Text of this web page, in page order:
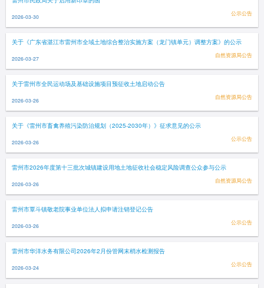
2026-03-30 公示公告
关于《广东省湛江市雷州市全域土地综合整治实施方案（龙门镇单元）调整方案》的公示
2026-03-27 自然资源局公告
关于雷州市全民运动场及基础设施项目预征收土地启动公告
2026-03-26 自然资源局公告
关于《雷州市畜禽养殖污染防治规划（2025-2030年）》征求意见的公示
2026-03-26 公示公告
雷州市2026年度第十三批次城镇建设用地土地征收社会稳定风险调查公众参与公示
2026-03-26 自然资源局公告
雷州市覃斗镇敬老院事业单位法人拟申请注销登记公告
2026-03-26 公示公告
雷州市华洋水务有限公司2026年2月份管网末梢水检测报告
2026-03-24 公示公告